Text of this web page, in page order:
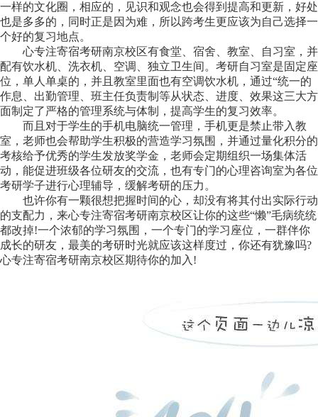
一样的文化圈，相应的，见识和观念也会得到提高和更新，好处
也是多多的，同时正是因为难，所以跨考生更应该为自己选择一
个好的复习地点。
心专注寄宿考研南京校区有食堂、宿舍、教室、自习室，并
配有饮水机、洗衣机、空调、独立卫生间。考研自习室是固定座
位，单人单桌的，并且教室里面也有空调饮水机，通过“统一的
作息、出勤管理、班主任负责制等从状态、进度、效果这三大方
面制定了严格的管理系统与体制，提高学生的复习效率。
而且对于学生的手机电脑统一管理，手机更是禁止带入教
室，老师也会帮助学生积极的营造学习氛围，并通过量化积分的
考核给予优秀的学生发放奖学金，老师会定期组织一场集体活
动，能促进班级各位研友的交流，也有专门的心理咨询室为各位
考研学子进行心理辅导，缓解考研的压力。
也许你有一颗很想把握时间的心，却没有将其付出实际行动
的支配力，来心专注寄宿考研南京校区让你的这些“懒”毛病统统
都改掉!一个浓郁的学习氛围，一个专门的学习座位，一群伴你
成长的研友，最美的考研时光就应该这样度过，你还有犹豫吗?
心专注寄宿考研南京校区期待你的加入!